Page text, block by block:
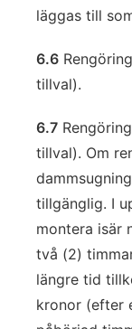
läggas till
6.6
tillval).
6.7
tillval). Om
tillgänglig. I
montera isär
två (2)
längre tid
kronor (efter